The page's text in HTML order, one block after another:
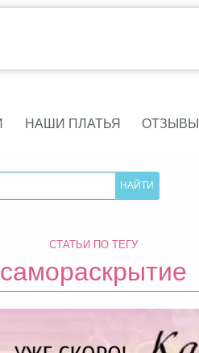
НАШИ ПЛАТЬЯ ОТЗЫВЫ
СТАТЬИ ПО ТЕГУ
самораскрытие